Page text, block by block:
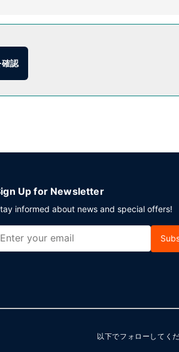
確認
Up for Newsletter
informed about news and special offers!
以下でフォローしてく